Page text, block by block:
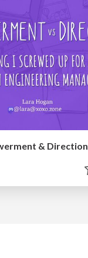
& Direction